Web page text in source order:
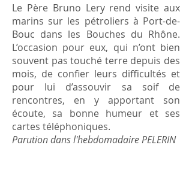
Le Père Bruno Lery rend visite aux
marins sur les pétroliers à Port-de-
Bouc dans les Bouches du Rhône.
L’occasion pour eux, qui n’ont bien
souvent pas touché terre depuis des
mois, de confier leurs difficultés et
pour lui d’assouvir sa soif de
rencontres, en y apportant son
écoute, sa bonne humeur et ses
cartes téléphoniques.
Parution dans l'hebdomadaire PELERIN